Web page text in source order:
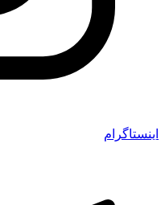
اینستاگرام